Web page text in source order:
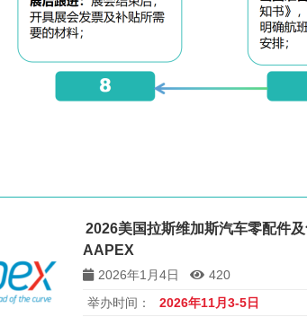
2026美国拉斯维加斯汽车零配件
AAPEX
2026年1月4日
420
举办时间：
2026年11月3-5日